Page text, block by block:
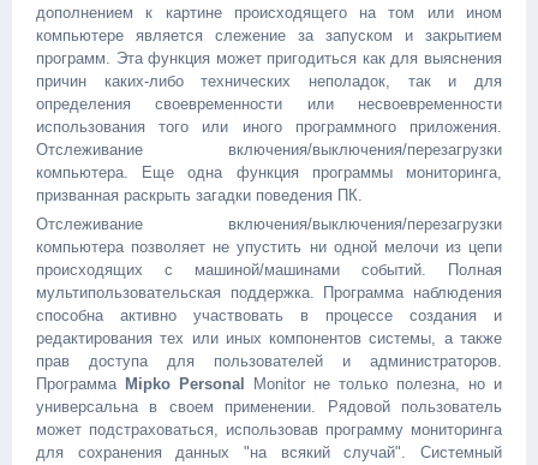
дополнением к картине происходящего на том или ином
компьютере является слежение за запуском и закрытием
программ. Эта функция может пригодиться как для выяснения
причин каких-либо технических неполадок, так и для
определения своевременности или несвоевременности
использования того или иного программного приложения.
Отслеживание включения/выключения/перезагрузки
компьютера. Еще одна функция программы мониторинга,
призванная раскрыть загадки поведения ПК.
Отслеживание включения/выключения/перезагрузки
компьютера позволяет не упустить ни одной мелочи из цепи
происходящих с машиной/машинами событий. Полная
мультипользовательская поддержка. Программа наблюдения
способна активно участвовать в процессе создания и
редактирования тех или иных компонентов системы, а также
прав доступа для пользователей и администраторов.
Программа Mipko Personal
Monitor не только полезна, но и
универсальна в своем применении. Рядовой пользователь
может подстраховаться, использовав программу мониторинга
для сохранения данных "на всякий случай". Системный